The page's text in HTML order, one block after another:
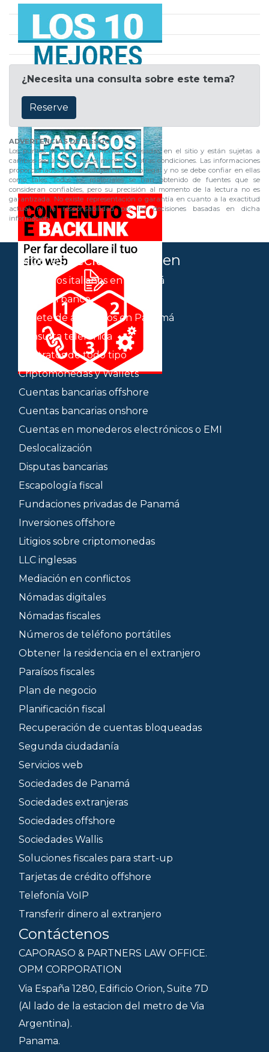
¿Necesita una consulta sobre este tema?
Reserve
ADVERTENCIAS DE RIESGO
Los puntos de vistas y opiniones expresadas en el sitio y están sujetas a
cambios según las leyes, el mercado y otras condiciones. Las informaciones
proporcionadas no constituyen un aviso legal y no se debe confiar en ellas
como tales. Todos los materiales se han obtenido de fuentes que se
consideran confiables, pero su precisión al momento de la lectura no es
garantizada. No existe representación o garantía en cuanto a la exactitud
actual ni la responsabilidad por las decisiones basadas en dicha
información.
Nos especializamos en
Abogados italianos en Panamá
Abrir un banco
Bufete de abogados en Panamá
Consulta telefónica
Contratos de todo tipo
Criptomonedas y Wallets
Cuentas bancarias offshore
Cuentas bancarias onshore
Cuentas en monederos electrónicos o EMI
Deslocalización
Disputas bancarias
Escapología fiscal
Fundaciones privadas de Panamá
Inversiones offshore
Litigios sobre criptomonedas
LLC inglesas
Mediación en conflictos
Nómadas digitales
Nómadas fiscales
Números de teléfono portátiles
Obtener la residencia en el extranjero
Paraísos fiscales
Plan de negocio
Planificación fiscal
Recuperación de cuentas bloqueadas
Segunda ciudadanía
Servicios web
Sociedades de Panamá
Sociedades extranjeras
Sociedades offshore
Sociedades Wallis
Soluciones fiscales para start-up
Tarjetas de crédito offshore
Telefonía VoIP
Transferir dinero al extranjero
Contáctenos
CAPORASO & PARTNERS LAW OFFICE.
OPM CORPORATION
Via España 1280, Edificio Orion, Suite 7D
(Al lado de la estacion del metro de Via
Argentina).
Panama.